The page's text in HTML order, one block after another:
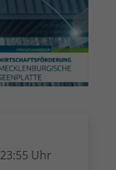
23:55 Uhr